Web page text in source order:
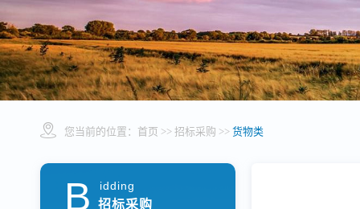
您当前的位置： 首页 >> 招标采购 >> 货物类
B idding
招标采购